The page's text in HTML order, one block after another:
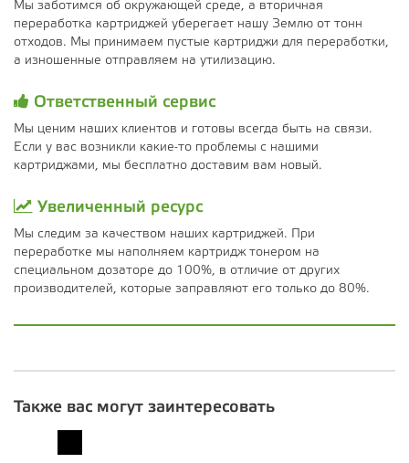
Мы заботимся об окружающей среде, а вторичная
переработка картриджей уберегает нашу Землю от тонн
отходов. Мы принимаем пустые картриджи для переработки,
а изношенные отправляем на утилизацию.
Ответственный сервис
Мы ценим наших клиентов и готовы всегда быть на связи.
Если у вас возникли какие-то проблемы с нашими
картриджами, мы бесплатно доставим вам новый.
Увеличенный ресурс
Мы следим за качеством наших картриджей. При
переработке мы наполняем картридж тонером на
специальном дозаторе до 100%, в отличие от других
производителей, которые заправляют его только до 80%.
Также вас могут заинтересовать